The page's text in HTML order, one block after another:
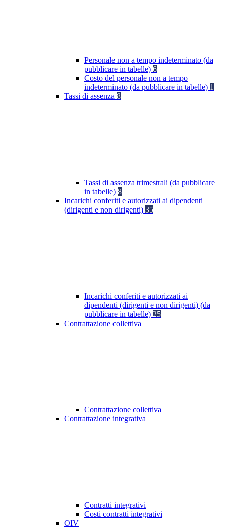
Personale non a tempo indeterminato (da
pubblicare in tabelle) 6
Costo del personale non a tempo
indeterminato (da pubblicare in tabelle) 1
Tassi di assenza 8
Tassi di assenza trimestrali (da pubblicare
in tabelle) 8
Incarichi conferiti e autorizzati ai dipendenti
(dirigenti e non dirigenti) 35
Incarichi conferiti e autorizzati ai
dipendenti (dirigenti e non dirigenti) (da
pubblicare in tabelle) 25
Contrattazione collettiva
Contrattazione collettiva
Contrattazione integrativa
Contratti integrativi
Costi contratti integrativi
OIV